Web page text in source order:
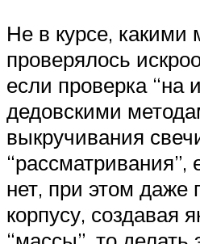
Не в курсе, какими
проверялось
если проверка “на
дедовскими
выкручивания
“рассматривания”,
нет, при этом даже
корпусу, создавая